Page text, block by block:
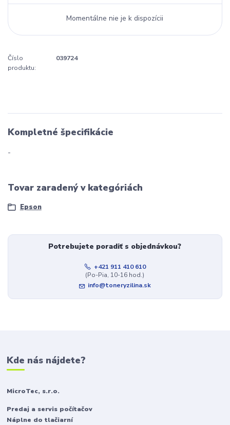
Momentálne nie je k dispozícii
Číslo
produktu:
039724
Kompletné špecifikácie
-
Tovar zaradený v kategóriách
Epson
Potrebujete poradiť s objednávkou?
+421 911 410 610
(Po-Pia, 10-16 hod.)
info@toneryzilina.sk
Kde nás nájdete?
MicroTec, s.r.o.
Predaj a servis počítačov
Náplne do tlačiarní